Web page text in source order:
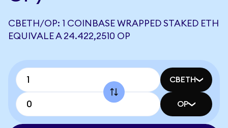
CBETH/OP: 1 COINBASE WRAPPED STAKED ETH
EQUIVALE A 24.422,2510 OP
CBETH
OP